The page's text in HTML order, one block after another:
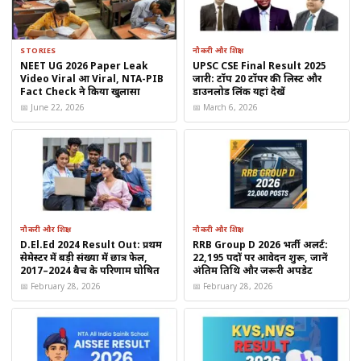
JEE Main 2026 Allen शिफ्ट-वाइज Answer Key का क्या है
फायदा?
JEE Main 2026 परीक्षा कई दिनों और अलग-अलग शिफ्ट्स में आयोजित की
गई है। ऐसे में:
हर शिफ्ट के प्रश्न अलग होते हैं
Answer Key भी शिफ्ट के अनुसार अलग होती है
गलत Answer Key से स्कोर में बड़ा अंतर आ सकता है
इसी कारणShift-Wise Answer Keyछात्रों के लिए बेहद जरूरी होती
है।
JEE Main 2026 Answer Key by Allen कैसे डाउनलोड
STORIES
NEET UG 2026 Paper Leak
Video Viral हुआ Viral, NTA-PIB
Fact Check ने किया खुलासा
📅 June 22, 2026
नौकरी और शिक्षा
UPSC CSE Final Result 2025
जारी: टॉप 20 टॉपर की लिस्ट और
डाउनलोड लिंक यहां देखें
📅 March 6, 2026
नौकरी और शिक्षा
D.El.Ed 2024 Result Out: प्रथम
सेमेस्टर में बड़ी संख्या में छात्र फेल,
2017–2024 बैच के परिणाम घोषित
📅 February 28, 2026
नौकरी और शिक्षा
RRB Group D 2026 भर्ती अलर्ट:
22,195 पदों पर आवेदन शुरू, जानें
अंतिम तिथि और जरूरी अपडेट
📅 February 28, 2026